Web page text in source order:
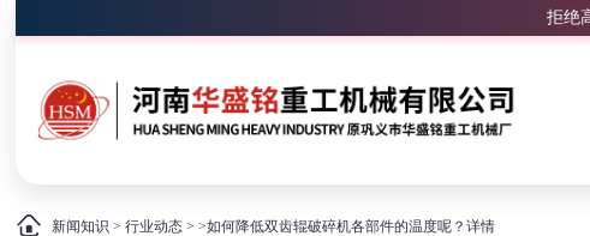
拒绝
新闻知识 >行业动态 > >如何降低双齿辊破碎机各部件的温度呢？详情